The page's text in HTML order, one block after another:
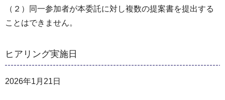
（２）同一参加者が本委託に対し複数の提案書を提出する
ことはできません。
ヒアリング実施日
2026年1月21日